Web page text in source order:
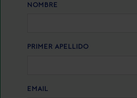
NOMBRE
PRIMER APELLIDO
EMAIL